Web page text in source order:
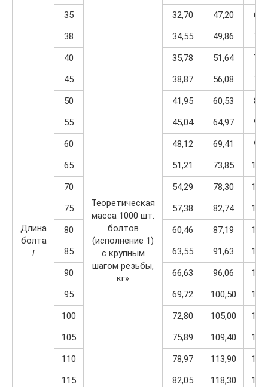
Длина
болта
l
Теоретическая
масса 1000 шт.
болтов
(исполнение 1)
с крупным
шагом резьбы,
кг»
35
32,70 47,20
38
34,55 49,86
40
35,78 51,64
45
38,87 56,08
50
41,95 60,53
55
45,04 64,97
60
48,12 69,41
65
51,21 73,85
70
54,29 78,30
75
57,38 82,74
80
60,46 87,19
85
63,55 91,63
90
66,63 96,06
95
69,72 100,50
100
72,80 105,00
105
75,89 109,40
110
78,97 113,90
115
82,05 118,30